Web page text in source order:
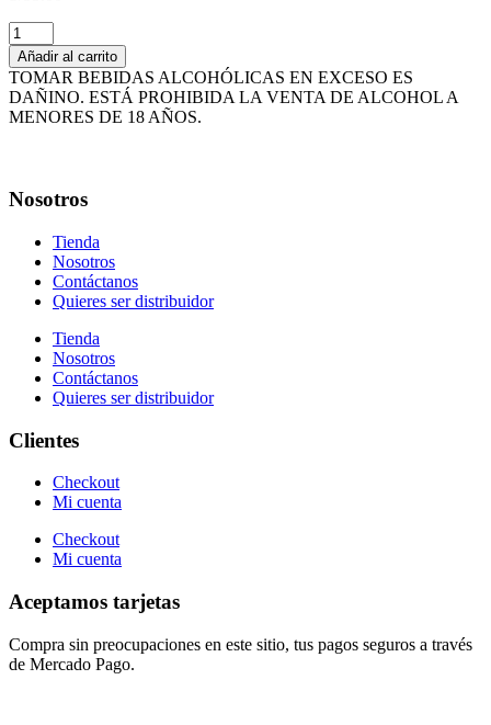
WINE
IN
THE
VAGINE
cantidad
Añadir al carrito
TOMAR BEBIDAS ALCOHÓLICAS EN EXCESO ES
DAÑINO. ESTÁ PROHIBIDA LA VENTA DE ALCOHOL A
MENORES DE 18 AÑOS.
Nosotros
Tienda
Nosotros
Contáctanos
Quieres ser distribuidor
Tienda
Nosotros
Contáctanos
Quieres ser distribuidor
Clientes
Checkout
Mi cuenta
Checkout
Mi cuenta
Aceptamos tarjetas
Compra sin preocupaciones en este sitio, tus pagos seguros a través
de Mercado Pago.